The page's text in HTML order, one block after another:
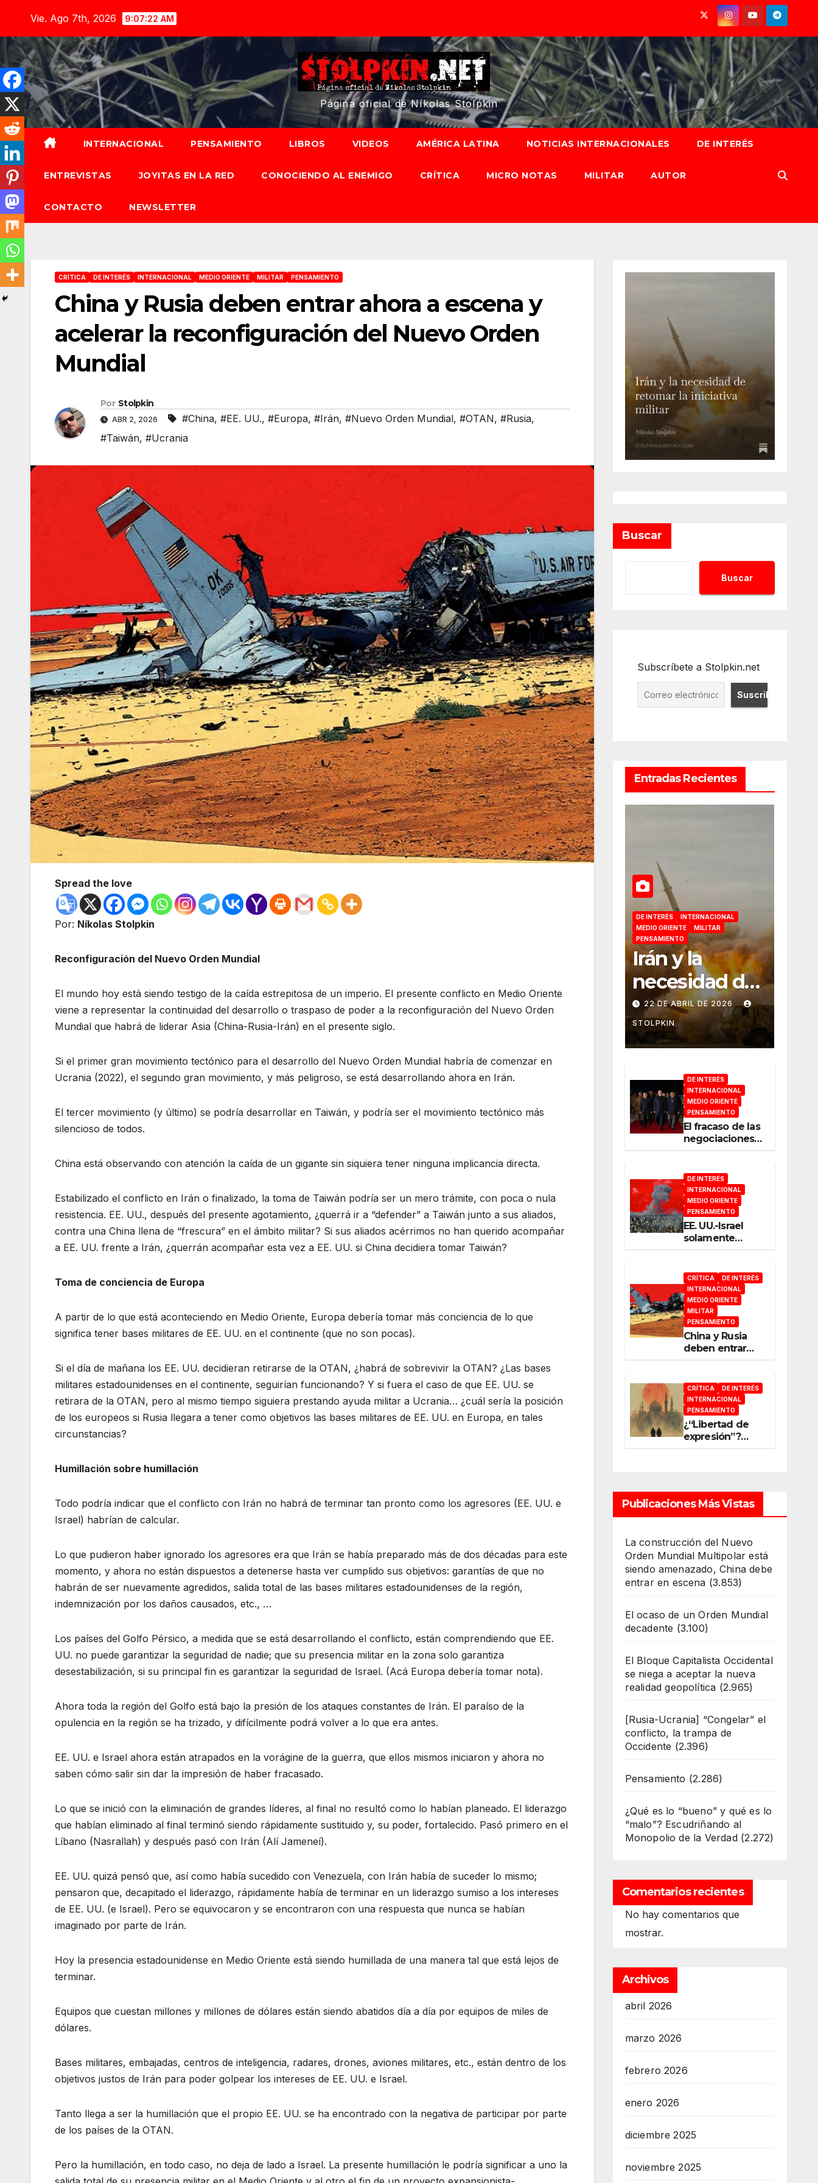
contenido
Vie. Ago 7th, 2026 9:07:23 AM
Página oficial de Níkolas Stolpkin
INTERNACIONAL PENSAMIENTO LIBROS VIDEOS AMÉRICA LATINA NOTICIAS INTERNACIONALES DE INTERÉS
ENTREVISTAS JOYITAS EN LA RED CONOCIENDO AL ENEMIGO CRÍTICA MICRO NOTAS MILITAR AUTOR
CONTACTO NEWSLETTER
CRÍTICA DE INTERÉS INTERNACIONAL MEDIO ORIENTE MILITAR PENSAMIENTO
China y Rusia deben entrar ahora a escena y
acelerar la reconfiguración del Nuevo Orden
Mundial
Por Stolpkin
ABR 2, 2026 #China, #EE. UU., #Europa, #Irán, #Nuevo Orden Mundial, #OTAN, #Rusia,
#Taiwán, #Ucrania
Spread the love
Por: Níkolas Stolpkin
Reconfiguración del Nuevo Orden Mundial
El mundo hoy está siendo testigo de la caída estrepitosa de un imperio. El presente conflicto en Medio Oriente
viene a representar la continuidad del desarrollo o traspaso de poder a la reconfiguración del Nuevo Orden
Mundial que habrá de liderar Asia (China-Rusia-Irán) en el presente siglo.
Si el primer gran movimiento tectónico para el desarrollo del Nuevo Orden Mundial habría de comenzar en
Ucrania (2022), el segundo gran movimiento, y más peligroso, se está desarrollando ahora en Irán.
El tercer movimiento (y último) se podría desarrollar en Taiwán, y podría ser el movimiento tectónico más
silencioso de todos.
China está observando con atención la caída de un gigante sin siquiera tener ninguna implicancia directa.
Estabilizado el conflicto en Irán o finalizado, la toma de Taiwán podría ser un mero trámite, con poca o nula
resistencia. EE. UU., después del presente agotamiento, ¿querrá ir a “defender” a Taiwán junto a sus aliados,
contra una China llena de “frescura” en el ámbito militar? Si sus aliados acérrimos no han querido acompañar
a EE. UU. frente a Irán, ¿querrán acompañar esta vez a EE. UU. si China decidiera tomar Taiwán?
Toma de conciencia de Europa
A partir de lo que está aconteciendo en Medio Oriente, Europa debería tomar más conciencia de lo que
significa tener bases militares de EE. UU. en el continente (que no son pocas).
Si el día de mañana los EE. UU. decidieran retirarse de la OTAN, ¿habrá de sobrevivir la OTAN? ¿Las bases
militares estadounidenses en el continente, seguirían funcionando? Y si fuera el caso de que EE. UU. se
retirara de la OTAN, pero al mismo tiempo siguiera prestando ayuda militar a Ucrania… ¿cuál sería la posición
de los europeos si Rusia llegara a tener como objetivos las bases militares de EE. UU. en Europa, en tales
circunstancias?
Humillación sobre humillación
Todo podría indicar que el conflicto con Irán no habrá de terminar tan pronto como los agresores (EE. UU. e
Israel) habrían de calcular.
Lo que pudieron haber ignorado los agresores era que Irán se había preparado más de dos décadas para este
momento, y ahora no están dispuestos a detenerse hasta ver cumplido sus objetivos: garantías de que no
habrán de ser nuevamente agredidos, salida total de las bases militares estadounidenses de la región,
indemnización por los daños causados, etc., …
Los países del Golfo Pérsico, a medida que se está desarrollando el conflicto, están comprendiendo que EE.
UU. no puede garantizar la seguridad de nadie; que su presencia militar en la zona solo garantiza
desestabilización, si su principal fin es garantizar la seguridad de Israel. (Acá Europa debería tomar nota).
Ahora toda la región del Golfo está bajo la presión de los ataques constantes de Irán. El paraíso de la
opulencia en la región se ha trizado, y difícilmente podrá volver a lo que era antes.
EE. UU. e Israel ahora están atrapados en la vorágine de la guerra, que ellos mismos iniciaron y ahora no
saben cómo salir sin dar la impresión de haber fracasado.
Lo que se inició con la eliminación de grandes líderes, al final no resultó como lo habían planeado. El liderazgo
que habían eliminado al final terminó siendo rápidamente sustituido y, su poder, fortalecido. Pasó primero en el
Líbano (Nasrallah) y después pasó con Irán (Alí Jameneí).
EE. UU. quizá pensó que, así como había sucedido con Venezuela, con Irán había de suceder lo mismo;
pensaron que, decapitado el liderazgo, rápidamente había de terminar en un liderazgo sumiso a los intereses
de EE. UU. (e Israel). Pero se equivocaron y se encontraron con una respuesta que nunca se habían
imaginado por parte de Irán.
Hoy la presencia estadounidense en Medio Oriente está siendo humillada de una manera tal que está lejos de
terminar.
Equipos que cuestan millones y millones de dólares están siendo abatidos día a día por equipos de miles de
dólares.
Bases militares, embajadas, centros de inteligencia, radares, drones, aviones militares, etc., están dentro de los
objetivos justos de Irán para poder golpear los intereses de EE. UU. e Israel.
Tanto llega a ser la humillación que el propio EE. UU. se ha encontrado con la negativa de participar por parte
de los países de la OTAN.
Pero la humillación, en todo caso, no deja de lado a Israel. La presente humillación le podría significar a uno la
Buscar
Buscar
Subscríbete a Stolpkin.net
Entradas Recientes
DE INTERÉS
INTERNACIONAL
MEDIO ORIENTE
MILITAR
PENSAMIENTO
Irán y la
necesidad de
retomar la
iniciativa
militar
22 DE ABRIL DE 2026
STOLPKIN
DE INTERÉS
INTERNACIONAL
MEDIO ORIENTE
PENSAMIENTO
El fracaso de las
negociaciones
DE INTERÉS
INTERNACIONAL
MEDIO ORIENTE
PENSAMIENTO
EE. UU.-Israel
solamente
lenguaje de la
guerra
CRÍTICA
DE INTERÉS
INTERNACIONAL
MEDIO ORIENTE
MILITAR
PENSAMIENTO
China y Rusia
deben entrar
reconfiguración
del Nuevo
Orden Mundial
CRÍTICA
DE INTERÉS
INTERNACIONAL
PENSAMIENTO
¿“Libertad de
expresión”?
todo es ilusión
Publicaciones Más Vistas
La construcción del Nuevo
Orden Mundial Multipolar está
siendo amenazado, China debe
entrar en escena (3.853)
El ocaso de un Orden Mundial
decadente (3.100)
El Bloque Capitalista Occidental
se niega a aceptar la nueva
realidad geopolítica (2.965)
[Rusia-Ucrania] “Congelar” el
conflicto, la trampa de
Occidente (2.396)
Pensamiento (2.286)
¿Qué es lo “bueno” y qué es lo
“malo”? Escudriñando al
Monopolio de la Verdad (2.272)
Comentarios recientes
No hay comentarios que
mostrar.
Archivos
abril 2026
marzo 2026
febrero 2026
enero 2026
diciembre 2025
noviembre 2025